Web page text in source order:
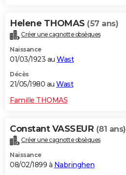
Helene THOMAS (57 ans)
Créer une cagnotte obsèques
Naissance
01/03/1923 au Wast
Décès
21/05/1980 au Wast
Famille THOMAS
Constant VASSEUR (81 ans)
Créer une cagnotte obsèques
Naissance
08/02/1899 à Nabringhen